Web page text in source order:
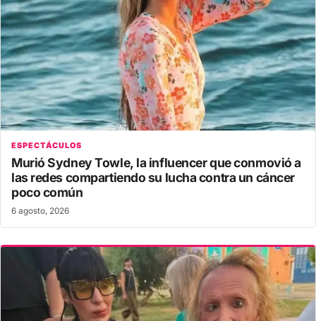
ESPECTÁCULOS
Murió Sydney Towle, la influencer que conmovió a
las redes compartiendo su lucha contra un cáncer
poco común
6 agosto, 2026